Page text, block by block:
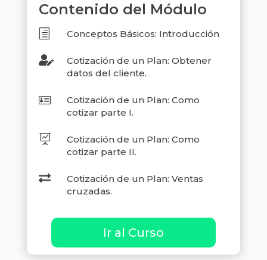
Contenido del Módulo
h Conceptos Básicos: Introducción

Cotización de un Plan: Obtener
datos del cliente.

Cotización de un Plan: Como
cotizar parte I.

Cotización de un Plan: Como
cotizar parte II.

Cotización de un Plan: Ventas
cruzadas.
Ir al Curso